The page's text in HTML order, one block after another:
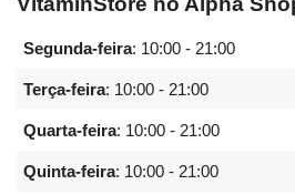
Segunda-feira: 10:00 - 21:00
Terça-feira: 10:00 - 21:00
Quarta-feira: 10:00 - 21:00
Quinta-feira: 10:00 - 21:00